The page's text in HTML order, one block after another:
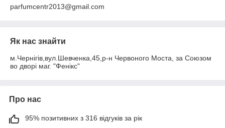
parfumcentr2013@gmail.com
Як нас знайти
м.Чернігів,вул.Шевченка,45,р-н Червоного Моста, за Союзом
во дворі маг. "Фенікс"
Про нас
95% позитивних з 316 відгуків за рік